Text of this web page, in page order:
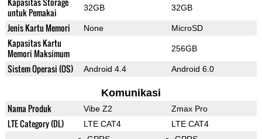
untuk Pemakai
32GB 32GB
Jenis Kartu Memori None MicroSD
Kapasitas Kartu
Memori Maksimum
256GB
Sistem Operasi (OS) Android 4.4 Android 6.0
Komunikasi
Nama Produk Vibe Z2 Zmax Pro
LTE Category (DL) LTE CAT4
LTE CAT4